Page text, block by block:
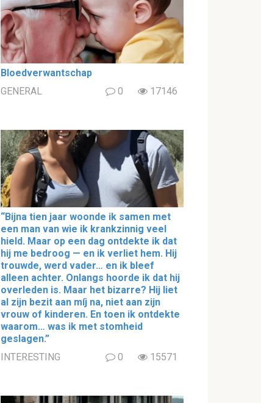
Bloedverwantschap
GENERAL
0 17146
“Bijna tien jaar woonde ik samen met
een man van wie ik krankzinnig veel
hield. Maar op een dag ontdekte ik dat
hij me bedroog — en ik verliet hem. Hij
trouwde, werd vader… en ik bleef
alleen achter. Onlangs hoorde ik dat hij
overleden is. Maar het bizarre? Hij liet
al zijn bezit aan míj na, niet aan zijn
vrouw of kinderen. En toen ik ontdekte
waarom… was ik met stomheid
geslagen.”
INTERESTING
0 15571